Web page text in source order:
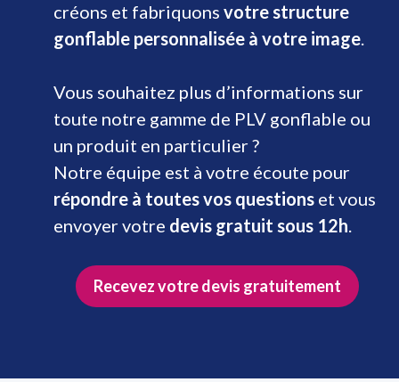
créons et fabriquons votre structure
gonflable personnalisée à votre image.
Vous souhaitez plus d’informations sur
toute notre gamme de PLV gonflable ou
un produit en particulier ?
Notre équipe est à votre écoute pour
répondre à toutes vos questions et vous
envoyer votre devis gratuit sous 12h.
Recevez votre devis gratuitement